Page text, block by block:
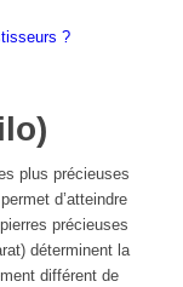
?
plus précieuses
d’atteindre
précieuses
déterminent la
différent de